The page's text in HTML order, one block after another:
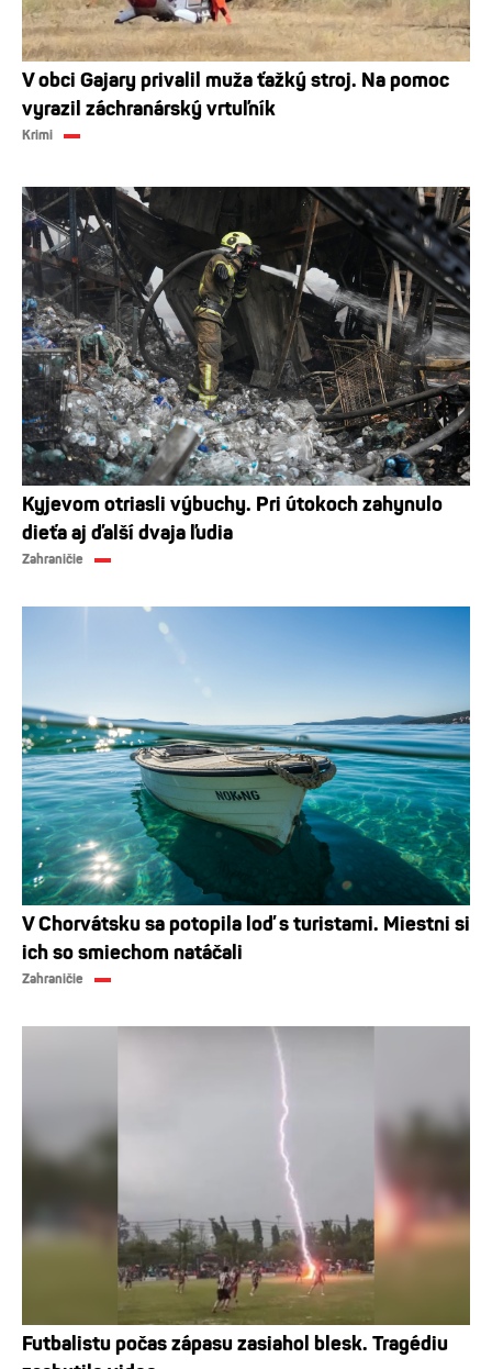
V obci Gajary privalil muža ťažký stroj. Na pomoc
vyrazil záchranárský vrtuľník
Krimi
Kyjevom otriasli výbuchy. Pri útokoch zahynulo
dieťa aj ďalší dvaja ľudia
Zahraničie
V Chorvátsku sa potopila loď s turistami. Miestni si
ich so smiechom natáčali
Zahraničie
Futbalistu počas zápasu zasiahol blesk. Tragédiu